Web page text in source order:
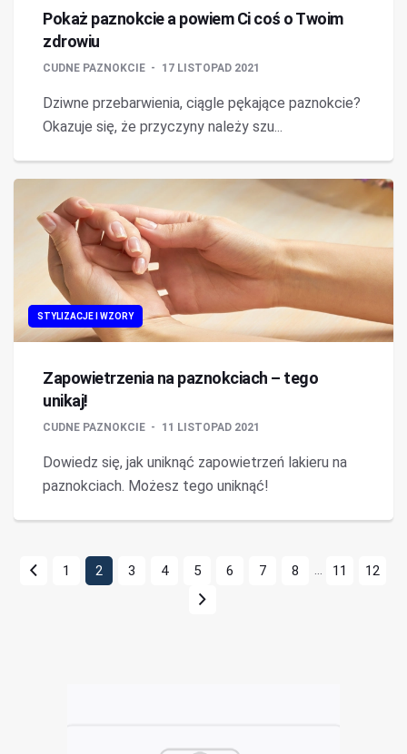
Pokaż paznokcie a powiem Ci coś o Twoim
zdrowiu
CUDNE PAZNOKCIE 17 LISTOPAD 2021
Dziwne przebarwienia, ciągle pękające paznokcie?
Okazuje się, że przyczyny należy szu...
STYLIZACJE I WZORY
Zapowietrzenia na paznokciach – tego
unikaj!
CUDNE PAZNOKCIE 11 LISTOPAD 2021
Dowiedz się, jak uniknąć zapowietrzeń lakieru na
paznokciach. Możesz tego uniknąć!
1 2 3 4 5 6 7 8 ... 11 12